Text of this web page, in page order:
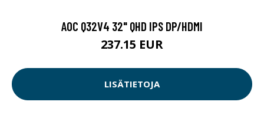
AOC Q32V4 32" QHD IPS DP/HDMI
237.15 EUR
LISÄTIETOJA